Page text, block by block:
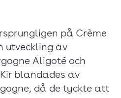
på Crème
utveckling av
Aligoté och
blandades av
då de tyckte att